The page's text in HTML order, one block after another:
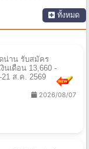
ทั้งหมด
น่าน รับสมัคร
นเดือน 13,660 -
ส.ค. 2569
2026/08/07